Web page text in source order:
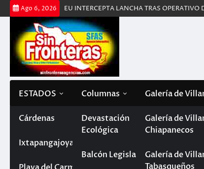
Saltar
al
contenido
Ago 6, 2026
DE EU INTERCEPTA LANCHA TRAS OPERATIVO DE ALTO
ESTADOS
Tabasco
Cárdenas
Paraíso
Chiapas
Ixtapangajoya
Columnas
Devastación
Ecológica
Balcón Legislativo
Galería de
Galería de
Chiapanecos
Galería de
Tabasqueños
DESBORDA RÍO EN CHIAPAS; LAS
DESBORDA RÍO EN